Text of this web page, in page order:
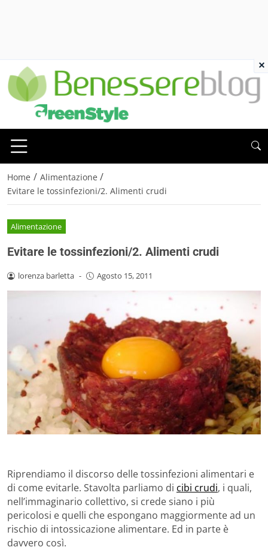
Home / Alimentazione /
Evitare le tossinfezioni/2. Alimenti crudi
Alimentazione
Evitare le tossinfezioni/2. Alimenti crudi
lorenza barletta - Agosto 15, 2011
Riprendiamo il discorso delle tossinfezioni alimentari e
di come evitarle. Stavolta parliamo di cibi crudi, i quali,
nell’immaginario collettivo, si crede siano i più
pericolosi e quelli che espongano maggiormente ad un
rischio di intossicazione alimentare. Ed in parte è
davvero così.
×